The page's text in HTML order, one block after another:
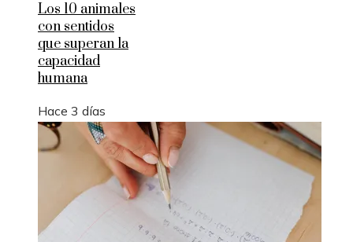
Los 10 animales
con sentidos
que superan la
capacidad
humana
Hace 3 días